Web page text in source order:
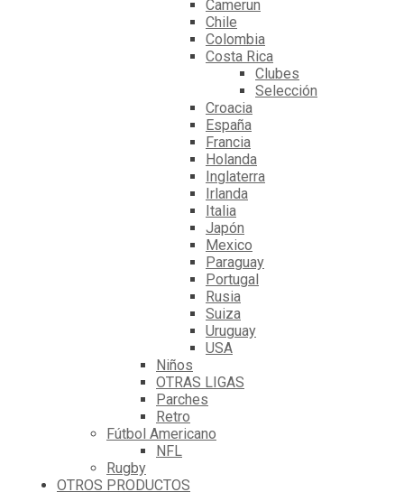
Camerun
Chile
Colombia
Costa Rica
Clubes
Selección
Croacia
España
Francia
Holanda
Inglaterra
Irlanda
Italia
Japón
Mexico
Paraguay
Portugal
Rusia
Suiza
Uruguay
USA
Niños
OTRAS LIGAS
Parches
Retro
Fútbol Americano
NFL
Rugby
OTROS PRODUCTOS